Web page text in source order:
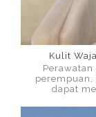
Kulit
dapat